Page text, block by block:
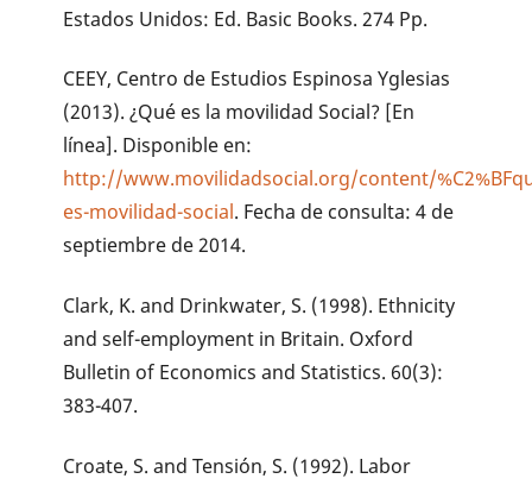
Estados Unidos: Ed. Basic Books. 274 Pp.
CEEY, Centro de Estudios Espinosa Yglesias
(2013). ¿Qué es la movilidad Social? [En
línea]. Disponible en:
http://www.movilidadsocial.org/content/
es-movilidad-social. Fecha de consulta: 4 de
septiembre de 2014.
Clark, K. and Drinkwater, S. (1998). Ethnicity
and self-employment in Britain. Oxford
Bulletin of Economics and Statistics. 60(3):
383-407.
Croate, S. and Tensión, S. (1992). Labor